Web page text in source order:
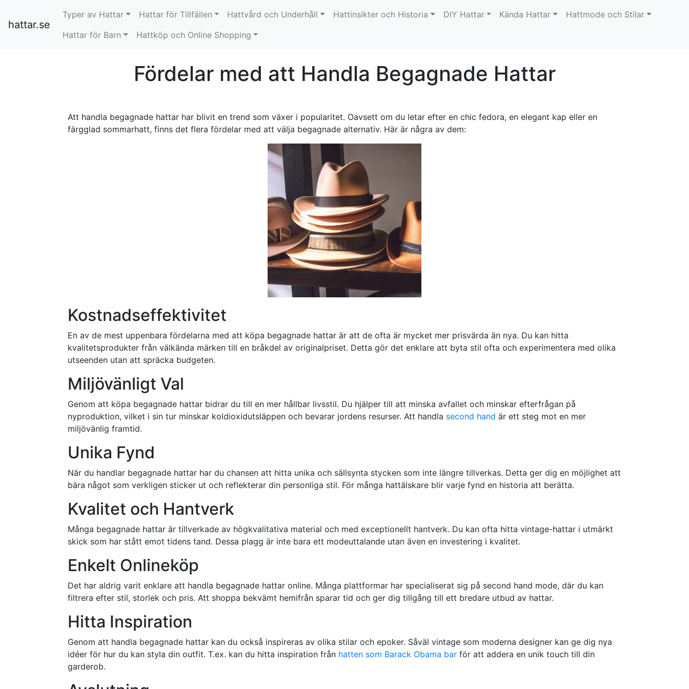
hattar.se
Typer av Hattar Hattar för Tillfällen Hattvård och Underhåll Hattinsikter och Historia DIY Hattar Kända Hattar
Hattmode och Stilar
Hattar för Barn
Hattköp och Online Shopping
Fördelar med att Handla Begagnade Hattar
Att handla begagnade hattar har blivit en trend som växer i popularitet. Oavsett om du letar efter en chic fedora, en elegant kap eller en
färgglad sommarhatt, finns det flera fördelar med att välja begagnade alternativ. Här är några av dem:
Kostnadseffektivitet
En av de mest uppenbara fördelarna med att köpa begagnade hattar är att de ofta är mycket mer prisvärda än nya. Du kan hitta
kvalitetsprodukter från välkända märken till en bråkdel av originalpriset. Detta gör det enklare att byta stil ofta och experimentera med olika
utseenden utan att spräcka budgeten.
Miljövänligt Val
Genom att köpa begagnade hattar bidrar du till en mer hållbar livsstil. Du hjälper till att minska avfallet och minskar efterfrågan på
nyproduktion, vilket i sin tur minskar koldioxidutsläppen och bevarar jordens resurser. Att handla second hand är ett steg mot en mer
miljövänlig framtid.
Unika Fynd
När du handlar begagnade hattar har du chansen att hitta unika och sällsynta stycken som inte längre tillverkas. Detta ger dig en möjlighet att
bära något som verkligen sticker ut och reflekterar din personliga stil. För många hattälskare blir varje fynd en historia att berätta.
Kvalitet och Hantverk
Många begagnade hattar är tillverkade av högkvalitativa material och med exceptionellt hantverk. Du kan ofta hitta vintage-hattar i utmärkt
skick som har stått emot tidens tand. Dessa plagg är inte bara ett modeuttalande utan även en investering i kvalitet.
Enkelt Onlineköp
Det har aldrig varit enklare att handla begagnade hattar online. Många plattformar har specialiserat sig på second hand mode, där du kan
filtrera efter stil, storlek och pris. Att shoppa bekvämt hemifrån sparar tid och ger dig tillgång till ett bredare utbud av hattar.
Hitta Inspiration
Genom att handla begagnade hattar kan du också inspireras av olika stilar och epoker. Såväl vintage som moderna designer kan ge dig nya
idéer för hur du kan styla din outfit. T.ex. kan du hitta inspiration från hatten som Barack Obama bar för att addera en unik touch till din
garderob.